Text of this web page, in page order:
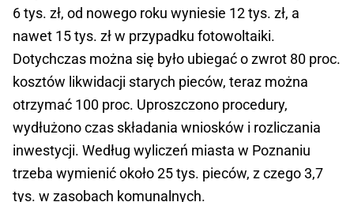
6 tys. zł, od nowego roku wyniesie 12 tys. zł, a
nawet 15 tys. zł w przypadku fotowoltaiki.
Dotychczas można się było ubiegać o zwrot 80 proc.
kosztów likwidacji starych pieców, teraz można
otrzymać 100 proc. Uproszczono procedury,
wydłużono czas składania wniosków i rozliczania
inwestycji. Według wyliczeń miasta w Poznaniu
trzeba wymienić około 25 tys. pieców, z czego 3,7
tys. w zasobach komunalnych.